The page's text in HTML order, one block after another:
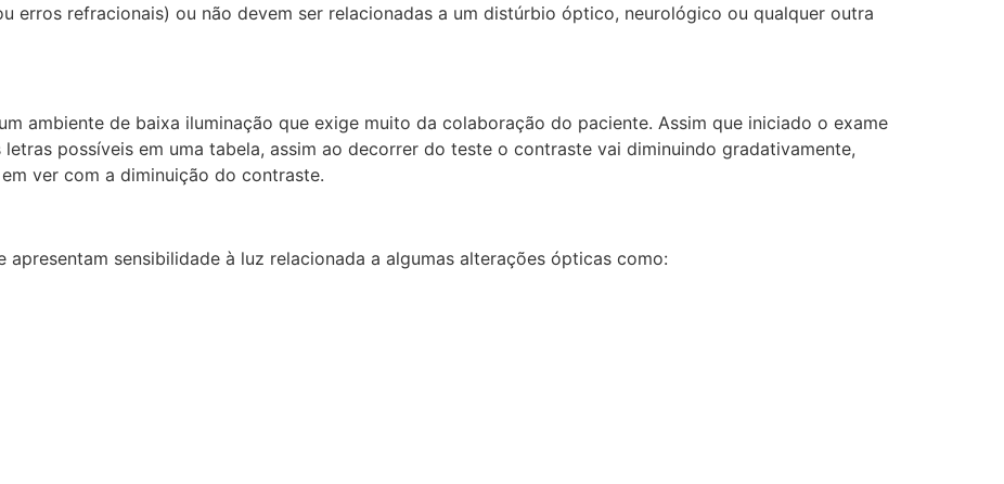
erros refracionais) ou não devem ser relacionadas a um distúrbio óptico, neurológico ou qualquer outra
ambiente de baixa iluminação que exige muito da colaboração do paciente. Assim que iniciado o exame
possíveis em uma tabela, assim ao decorrer do teste o contraste vai diminuindo gradativamente,
ver com a diminuição do contraste.
apresentam sensibilidade à luz relacionada a algumas alterações ópticas como: